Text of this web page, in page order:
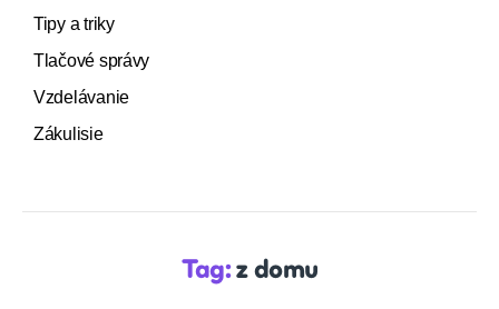
Tipy a triky
Tlačové správy
Vzdelávanie
Zákulisie
Tag: z domu